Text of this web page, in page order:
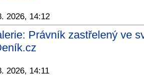
2026, 14:12
Právník zastřelený ve
2026, 14:11